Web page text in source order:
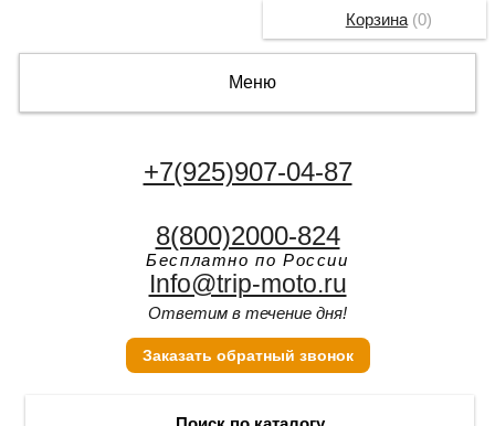
Меню
+7(925)907-04-87
8(800)2000-824
Бесплатно по России
Info@trip-moto.ru
Ответим в течение дня!
Заказать обратный звонок
Корзина(0)